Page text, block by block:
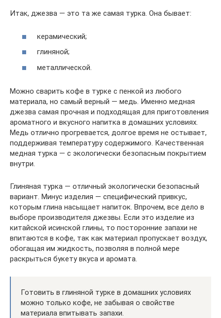
Итак, джезва — это та же самая турка. Она бывает:
керамический;
глиняной;
металлической.
Можно сварить кофе в турке с пенкой из любого
материала, но самый верный — медь. Именно медная
джезва самая прочная и подходящая для приготовления
ароматного и вкусного напитка в домашних условиях.
Медь отлично прогревается, долгое время не остывает,
поддерживая температуру содержимого. Качественная
медная турка — с экологически безопасным покрытием
внутри.
Глиняная турка — отличный экологически безопасный
вариант. Минус изделия — специфический привкус,
которым глина насыщает напиток. Впрочем, все дело в
выборе производителя джезвы. Если это изделие из
китайской исинской глины, то посторонние запахи не
впитаются в кофе, так как материал пропускает воздух,
обогащая им жидкость, позволяя в полной мере
раскрыться букету вкуса и аромата.
Готовить в глиняной турке в домашних условиях
можно только кофе, не забывая о свойстве
материала впитывать запахи.